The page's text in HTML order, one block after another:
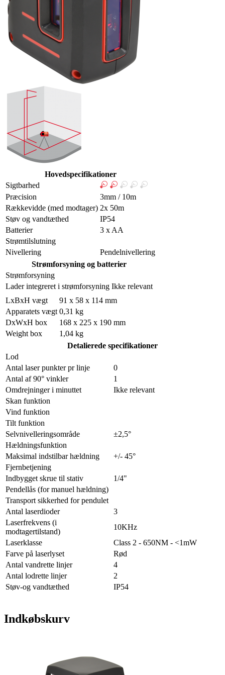
Hovedspecifikationer
Sigtbarhed
Præcision
3mm / 10m
Rækkevidde (med modtager) 2x 50m
Støv og vandtæthed
IP54
Batterier
3 x AA
Strømtilslutning
Nivellering
Pendelnivellering
Strømforsyning og batterier
Strømforsyning
Lader integreret i strømforsyning Ikke relevant
LxBxH vægt
91 x 58 x 114 mm
Apparatets vægt 0,31 kg
DxWxH box
168 x 225 x 190 mm
Weight box
1,04 kg
Detalierede specifikationer
Lod
Antal laser punkter pr linje
0
Antal af 90° vinkler
1
Omdrejninger i minuttet
Ikke relevant
Skan funktion
Vind funktion
Tilt funktion
Selvnivelleringsområde
±2,5°
Hældningsfunktion
Maksimal indstilbar hældning
+/- 45°
Fjernbetjening
Indbygget skrue til stativ
1/4"
Pendellås (for manuel hældning)
Transport sikkerhed for pendulet
Antal laserdioder
3
Laserfrekvens (i
modtagertilstand)
10KHz
Laserklasse
Class 2 - 650NM - <1mW
Farve på laserlyset
Rød
Antal vandrette linjer
4
Antal lodrette linjer
2
Støv-og vandtæthed
IP54
Indkøbskurv